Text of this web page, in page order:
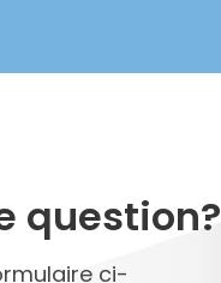
question?
ci-